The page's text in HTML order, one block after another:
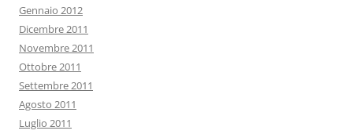
Gennaio 2012
Dicembre 2011
Novembre 2011
Ottobre 2011
Settembre 2011
Agosto 2011
Luglio 2011